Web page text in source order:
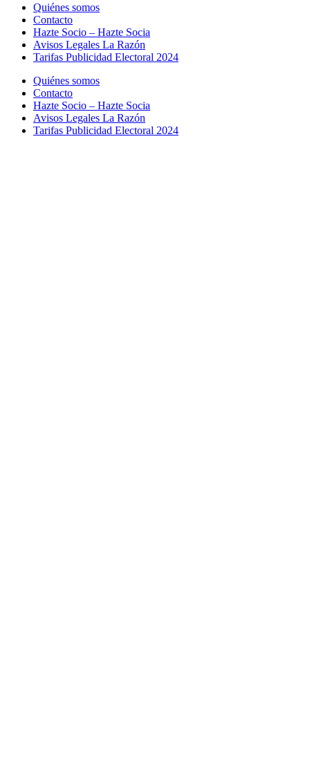
Quiénes somos
Contacto
Hazte Socio – Hazte Socia
Avisos Legales La Razón
Tarifas Publicidad Electoral 2024
Quiénes somos
Contacto
Hazte Socio – Hazte Socia
Avisos Legales La Razón
Tarifas Publicidad Electoral 2024